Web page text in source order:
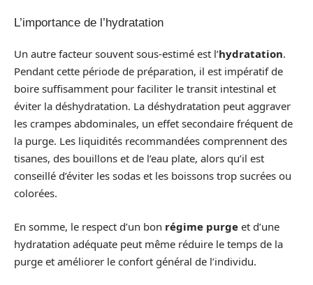
L’importance de l’hydratation
Un autre facteur souvent sous-estimé est l’hydratation.
Pendant cette période de préparation, il est impératif de
boire suffisamment pour faciliter le transit intestinal et
éviter la déshydratation. La déshydratation peut aggraver
les crampes abdominales, un effet secondaire fréquent de
la purge. Les liquidités recommandées comprennent des
tisanes, des bouillons et de l’eau plate, alors qu’il est
conseillé d’éviter les sodas et les boissons trop sucrées ou
colorées.
En somme, le respect d’un bon régime purge et d’une
hydratation adéquate peut même réduire le temps de la
purge et améliorer le confort général de l’individu.